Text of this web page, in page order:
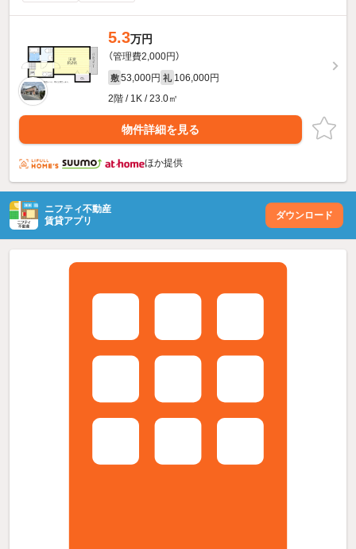
5.3万円
（管理費2,000円）
敷 53,000円 礼 106,000円
2階 / 1K / 23.0㎡
物件詳細を見る
ほか提供
ニフティ不動産
賃貸アプリ
ダウンロード